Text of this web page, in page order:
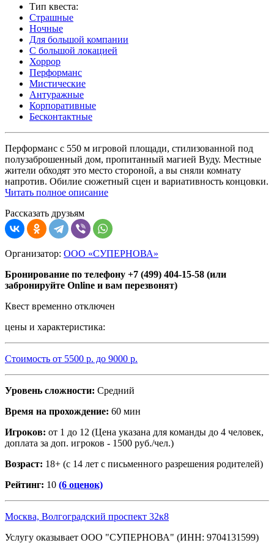
Тип квеста:
Страшные
Ночные
Для большой компании
С большой локацией
Хоррор
Перформанс
Мистические
Антуражные
Корпоративные
Бесконтактные
Перформанс с 550 м игровой площади, стилизованной под
полузаброшенный дом, пропитанный магией Вуду. Местные
жители обходят это место стороной, а вы сняли комнату
напротив. Обилие сюжетный сцен и вариативность концовки.
Читать полное описание
Рассказать друзьям
Организатор: ООО «СУПЕРНОВА»
Бронирование по телефону +7 (499) 404-15-58 (или
забронируйте Online и вам перезвонят)
Квест временно отключен
цены и характеристика:
Стоимость от 5500 р. до 9000 р.
Уровень сложности: Средний
Время на прохождение: 60 мин
Игроков: от 1 до 12 (Цена указана для команды до 4 человек,
доплата за доп. игроков - 1500 руб./чел.)
Возраст: 18+ (с 14 лет с письменного разрешения родителей)
Рейтинг: 10 (6 оценок)
Москва, Волгоградский проспект 32к8
Услугу оказывает ООО "СУПЕРНОВА" (ИНН: 9704131599)